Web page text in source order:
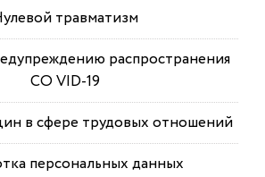
травматизм
распространения
СО VID-19
в сфере трудовых отношений
персональных данных